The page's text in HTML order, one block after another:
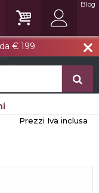
close
€ 199
Blog
Prezzi Iva inclusa